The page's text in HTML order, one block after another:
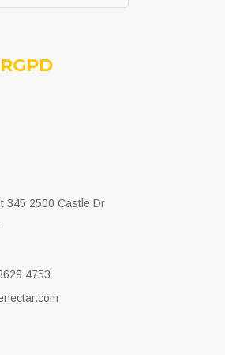
RGPD
345 2500 Castle Dr
4753